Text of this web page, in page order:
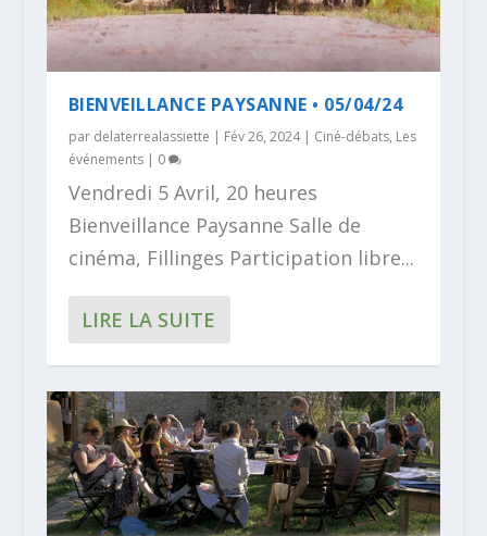
BIENVEILLANCE PAYSANNE • 05/04/24
par delaterrealassiette | Fév 26, 2024| Ciné-débats, Les
événements| 0
Vendredi 5 Avril, 20 heures
Bienveillance Paysanne Salle de
cinéma, Fillinges Participation libre...
LIRE LA SUITE